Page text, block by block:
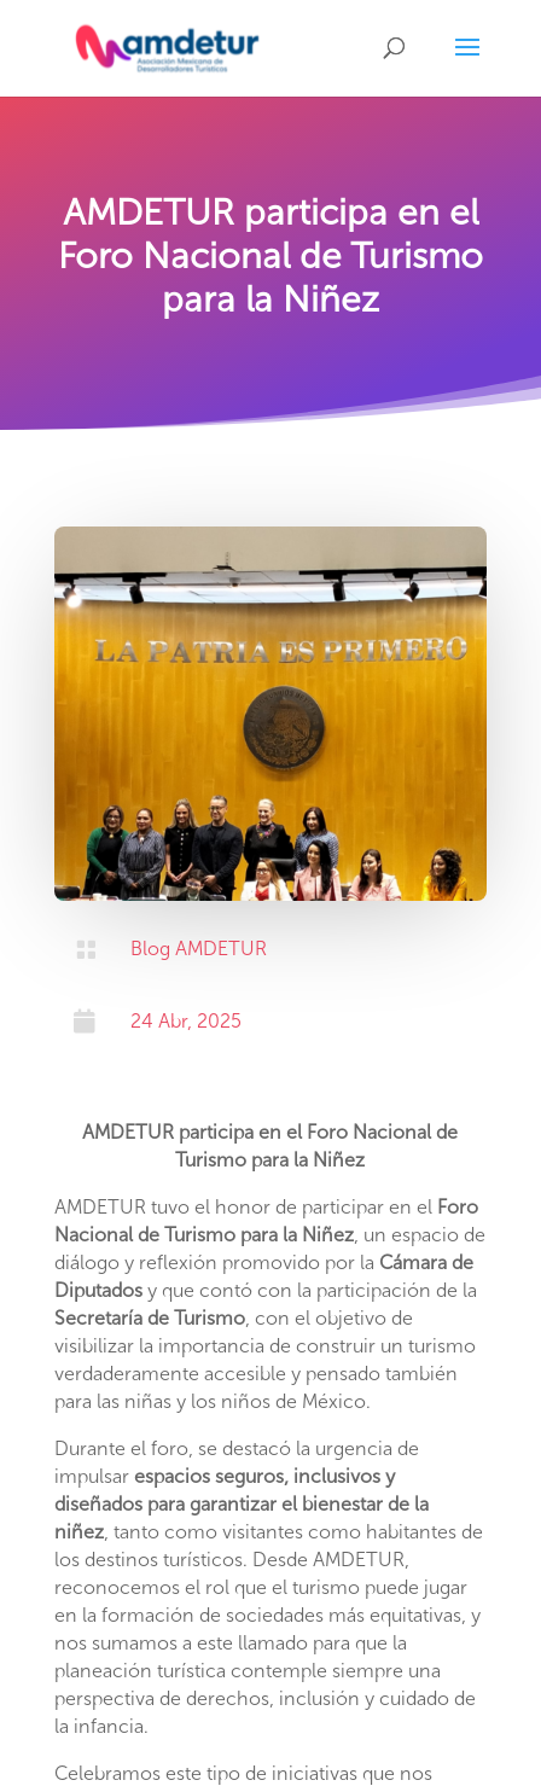
AMDETUR participa en el
Foro Nacional de Turismo
para la Niñez
 Blog AMDETUR
 24 Abr, 2025
AMDETUR participa en el Foro Nacional de
Turismo para la Niñez
AMDETUR tuvo el honor de participar en el Foro
Nacional de Turismo para la Niñez, un espacio de
diálogo y reflexión promovido por la Cámara de
Diputadosy que contó con la participación de la
Secretaría de Turismo, con el objetivo de
visibilizar la importancia de construir un turismo
verdaderamente accesible y pensado también
para las niñas y los niños de México.
Durante el foro, se destacó la urgencia de
impulsar espacios seguros, inclusivos y
diseñados para garantizar el bienestar de la
niñez, tanto como visitantes como habitantes de
los destinos turísticos. Desde AMDETUR,
reconocemos el rol que el turismo puede jugar
en la formación de sociedades más equitativas, y
nos sumamos a este llamado para que la
planeación turística contemple siempre una
perspectiva de derechos, inclusión y cuidado de
la infancia.
Celebramos este tipo de iniciativas que nos